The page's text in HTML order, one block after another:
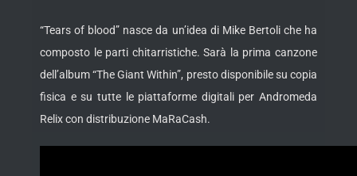
“Tears of blood” nasce da un’idea di Mike Bertoli che ha
composto le parti chitarristiche. Sarà la prima canzone
dell’album “The Giant Within”, presto disponibile su copia
fisica e su tutte le piattaforme digitali per Andromeda
Relix con distribuzione MaRaCash.